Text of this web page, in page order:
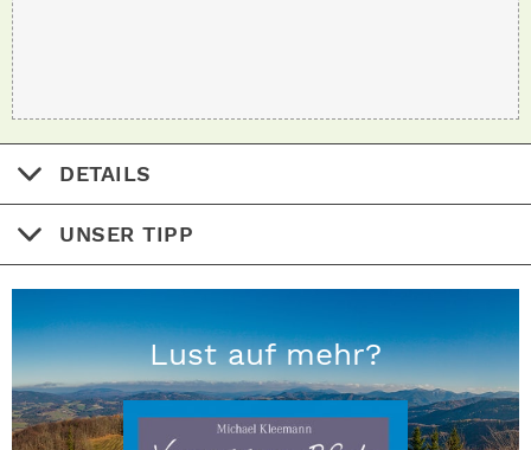
DETAILS
UNSER TIPP
Lust auf mehr?